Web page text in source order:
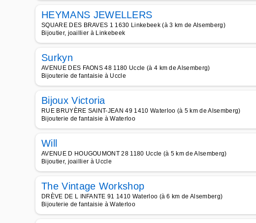
HEYMANS JEWELLERS
SQUARE DES BRAVES 1 1630 Linkebeek (à 3 km de Alsemberg)
Bijoutier, joaillier à Linkebeek
Surkyn
AVENUE DES FAONS 48 1180 Uccle (à 4 km de Alsemberg)
Bijouterie de fantaisie à Uccle
Bijoux Victoria
RUE BRUYÈRE SAINT-JEAN 49 1410 Waterloo (à 5 km de Alsemberg)
Bijouterie de fantaisie à Waterloo
Will
AVENUE D HOUGOUMONT 28 1180 Uccle (à 5 km de Alsemberg)
Bijoutier, joaillier à Uccle
The Vintage Workshop
DRÈVE DE L INFANTE 91 1410 Waterloo (à 6 km de Alsemberg)
Bijouterie de fantaisie à Waterloo